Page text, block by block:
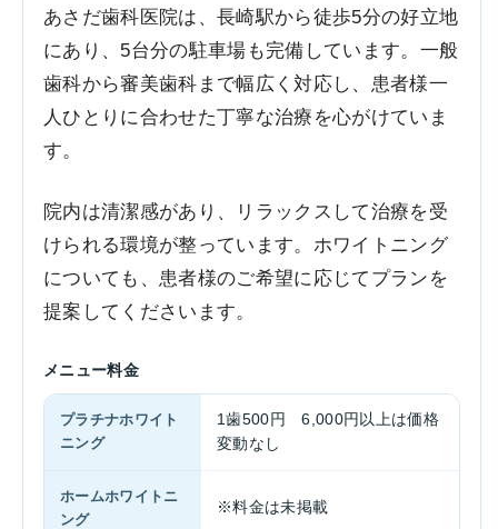
あさだ歯科医院は、長崎駅から徒歩5分の好立地
にあり、5台分の駐車場も完備しています。一般
歯科から審美歯科まで幅広く対応し、患者様一
人ひとりに合わせた丁寧な治療を心がけていま
す。
院内は清潔感があり、リラックスして治療を受
けられる環境が整っています。ホワイトニング
についても、患者様のご希望に応じてプランを
提案してくださいます。
メニュー料金
プラチナホワイト
ニング
1歯500円 6,000円以上は価格
変動なし
ホームホワイトニ
ング
※料金は未掲載